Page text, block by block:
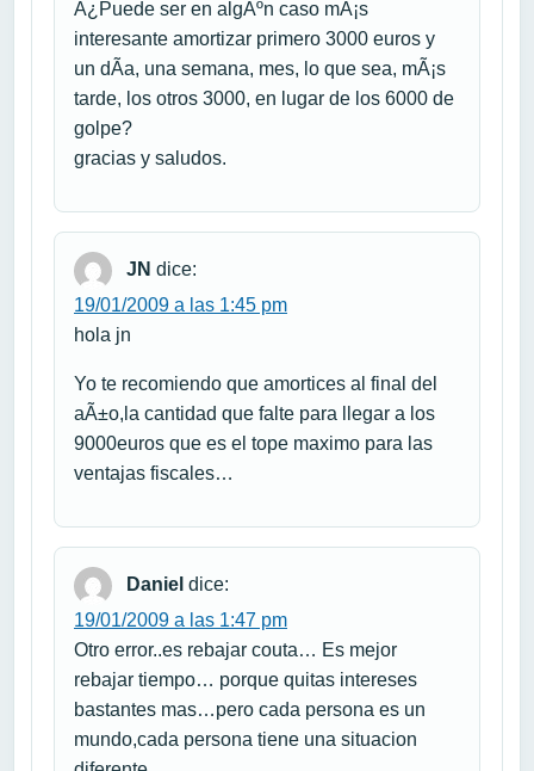
Â¿Puede ser en algÃºn caso mÃ¡s
interesante amortizar primero 3000 euros y
un dÃ­a, una semana, mes, lo que sea, mÃ¡s
tarde, los otros 3000, en lugar de los 6000 de
golpe?
gracias y saludos.
JN dice:
19/01/2009 a las 1:45 pm
hola jn
Yo te recomiendo que amortices al final del
aÃ±o,la cantidad que falte para llegar a los
9000euros que es el tope maximo para las
ventajas fiscales…
Daniel dice:
19/01/2009 a las 1:47 pm
Otro error..es rebajar couta… Es mejor
rebajar tiempo… porque quitas intereses
bastantes mas…pero cada persona es un
mundo,cada persona tiene una situacion